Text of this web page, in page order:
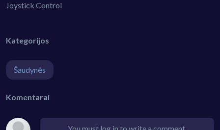
Joystick Control
Kategorijos
Šaudynės
Komentarai